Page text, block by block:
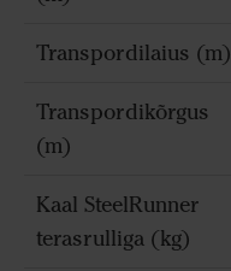
Transpordilaius (m)
Transpordikõrgus
(m)
Kaal SteelRunner
terasrulliga (kg)